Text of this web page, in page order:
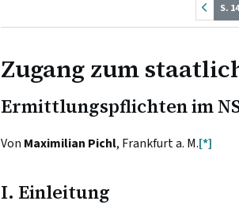
S.
Zugang zum
Ermittlungspflichten im
Von Maximilian Pichl, Frankfurt a. M.[*]
I. Einleitung